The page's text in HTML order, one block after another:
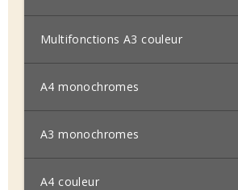
Multifonctions A3 couleur
A4 monochromes
A3 monochromes
A4 couleur